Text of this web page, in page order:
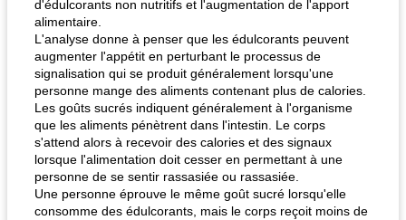
d'édulcorants non nutritifs et l'augmentation de l'apport
alimentaire.
L'analyse donne à penser que les édulcorants peuvent
augmenter l'appétit en perturbant le processus de
signalisation qui se produit généralement lorsqu'une
personne mange des aliments contenant plus de calories.
Les goûts sucrés indiquent généralement à l'organisme
que les aliments pénètrent dans l'intestin. Le corps
s'attend alors à recevoir des calories et des signaux
lorsque l'alimentation doit cesser en permettant à une
personne de se sentir rassasiée ou rassasiée.
Une personne éprouve le même goût sucré lorsqu'elle
consomme des édulcorants, mais le corps reçoit moins de